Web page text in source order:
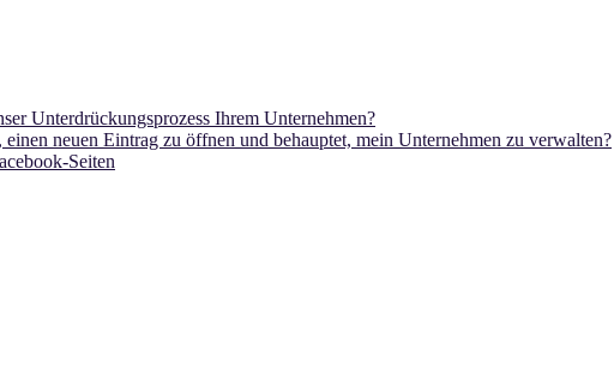
Unterdrückungsprozess Ihrem Unternehmen?
einen neuen Eintrag zu öffnen und behauptet, mein Unternehmen zu verwalten?
Seiten